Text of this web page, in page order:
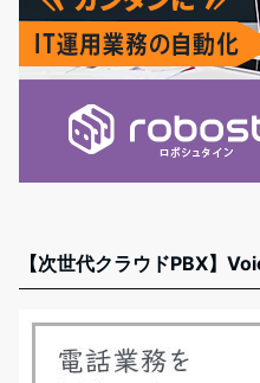
【次世代クラウドPBX】